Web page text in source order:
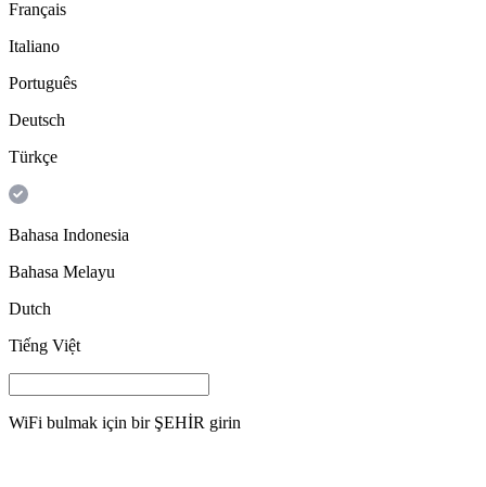
Français
Italiano
Português
Deutsch
Türkçe
Bahasa Indonesia
Bahasa Melayu
Dutch
Tiếng Việt
WiFi bulmak için bir ŞEHİR girin